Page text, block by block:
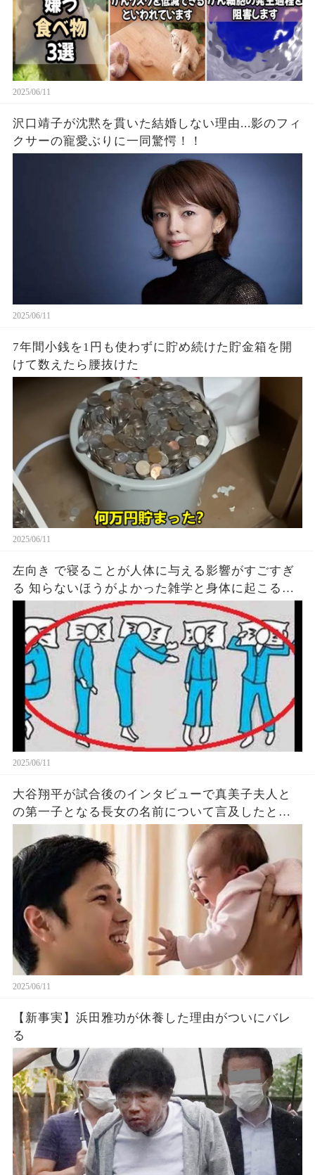
2025/06/11
沢口靖子が沈黙を貫いた結婚しない理由...影のフィ
クサーの寵愛ぶりに一同驚愕！！
2025/06/11
7年間小銭を1円も使わずに貯め続けた貯金箱を開
けて数えたら腰抜けた
2025/06/11
左向き で寝ることが人体に与える影響がすごすぎ
る 知らないほうがよかった雑学と身体に起こる現
象がヤバい… 驚くべき 大人の 面白いけど知ると後
悔
2025/06/11
大谷翔平が試合後のインタビューで真美子夫人と
の第一子となる長女の名前について言及したと話
題に！山本由伸や佐々木朗希は知ってそう！
2025/06/11
【新事実】浜田雅功が休養した理由がついにバレ
る